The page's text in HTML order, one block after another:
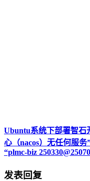
Ubuntu系统下部署智石
心（nacos）无任何服
“plmc-biz
发表回复